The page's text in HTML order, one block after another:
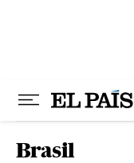
Brasil